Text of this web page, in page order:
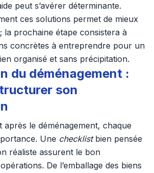
peut s’avérer déterminante.
ces solutions permet de mieux
la prochaine étape consistera à
concrètes à entreprendre pour un
organisé et sans précipitation.
du déménagement :
son
après le déménagement, chaque
Une checklistbien pensée
réaliste assurent le bon
De l’emballage des biens